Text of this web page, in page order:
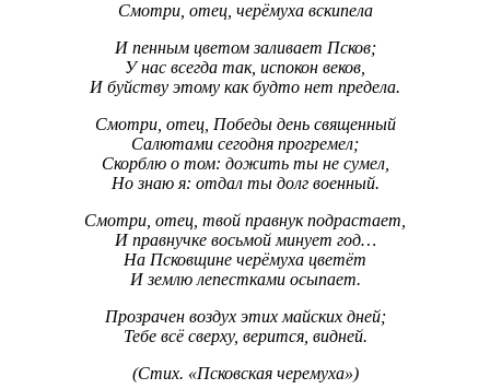
Смотри, отец, черёмуха вскипела
И пенным цветом заливает Псков;
У нас всегда так, испокон веков,
И буйству этому как будто нет предела.
Смотри, отец, Победы день священный
Салютами сегодня прогремел;
Скорблю о том: дожить ты не сумел,
Но знаю я: отдал ты долг военный.
Смотри, отец, твой правнук подрастает,
И правнучке восьмой минует год…
На Псковщине черёмуха цветёт
И землю лепестками осыпает.
Прозрачен воздух этих майских дней;
Тебе всё сверху, верится, видней.
(Стих. «Псковская черемуха»)